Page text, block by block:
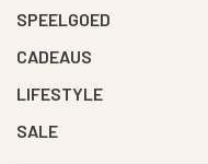
SPEELGOED
CADEAUS
LIFESTYLE
SALE